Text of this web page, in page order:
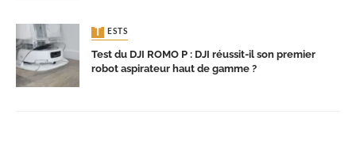
TESTS
Test du DJI ROMO P : DJI réussit-il son premier
robot aspirateur haut de gamme ?